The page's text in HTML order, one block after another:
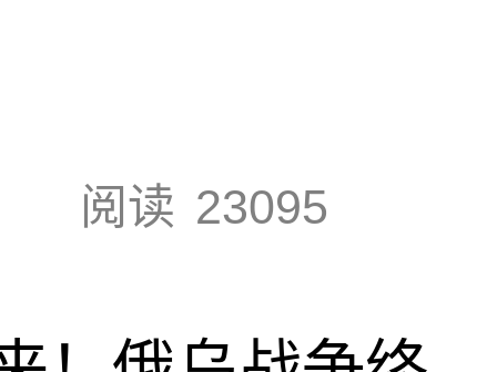
阅读 23095